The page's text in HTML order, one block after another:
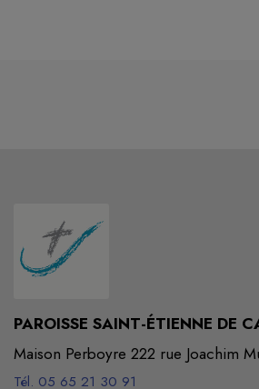
PAROISSE SAINT-ÉTIENNE DE
Maison Perboyre 222 rue Joachim
Tél. 05 65 21 30 91